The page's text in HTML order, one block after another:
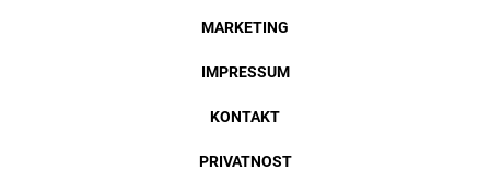
MARKETING
IMPRESSUM
KONTAKT
PRIVATNOST